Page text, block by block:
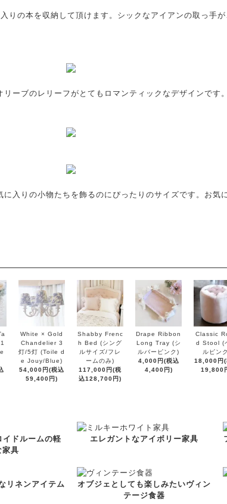
りの本を収納して頂けます。シックなアイアンの取っ手
ーブのレリーフがとてもロマンティックなデザインです。
入りの小物たちを飾るのにぴったりのサイズです。お気
White × Gold
Chandelier 3
灯/5灯 (Toile d
e Jouy/Blue)
54,000円(税込
59,400円)
Shabby Frenc
h Bed (シング
ルサイズ/フレ
ームのみ)
117,000円(税
込128,700円)
Drape Ribbon
Long Tray (シ
ルバーピンク)
4,000円(税込
4,400円)
Classic
d Stool (
ルピン
18,000円(
19,800
ドルームの軽
家具
エレガントなアイボリー家具
リネンアイテム
オブジェとしても楽しみたいヴィン
テージ食器